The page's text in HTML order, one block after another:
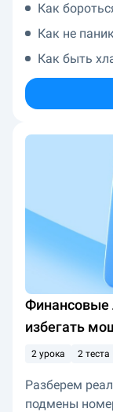
Как
Как не
Как быть
Финансовые
избегать
2 урока 2 теста
Разберем
подмены